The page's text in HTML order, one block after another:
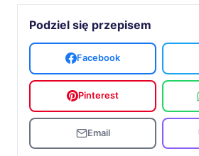
Podziel się przepisem
Facebook
Pinterest
Email